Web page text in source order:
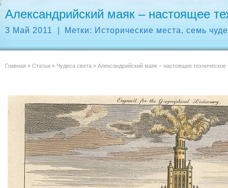
Александрийский маяк – настоящее
3 Май 2011 Метки: Исторические места,семь
Главная » Статьи » Чудеса света » Александрийский маяк – настоящее техническое